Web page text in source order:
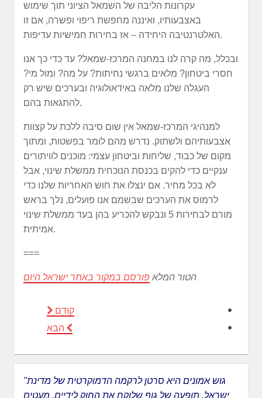
עקרונות הליבה של השמאל הציוני תוך שימוש
באצבעותיו, ואיננה מחפשת ריפוי ופשרה, אם זו
האלטרנטיבה היחידה – אז בחירות חמישיות עדיפות.
ובכלל, מה קרה לנו במחנה המרכז-שמאל? עד כדי כך אנו
חסרי ביטחון? מלאים ברגשי נחיתות? על מה? ומול מי?
העגלה שלנו מלאה באידאולוגיה ובערכים שיש רק
להתגאות בהם.
למנהיגי המרכז-שמאל אין שום סיבה ללכת על קצוות
אצבעותיהם ולשתוק. נדרש מהם לומר בפשטות, ומתוך
מקום של כבוד, שליחות וביטחון עצמי: מוכנים לוויתורים
ענקיים כדי להקים בכנסת הנוכחית ממשלת שינוי, אבל
לא בכל מחיר. אם ינצלו את חוש האחריות שלנו כדי
לרמוס את הערכים שבשמם אנו פועלים, נלך בראש
מורם לבחירות 5 ונבקש להכריע בהן בעד ממשלת שינוי
אמיתית.
===
הטור המלא פורסם במקור באתר ישראל היום
קודם
הבא
"גוש אמונים היא סרטן לרקמה הדמוקרטית של מדינת
ישראל. תופעה של גוף שלוקח את החוק לידיים. מעטים